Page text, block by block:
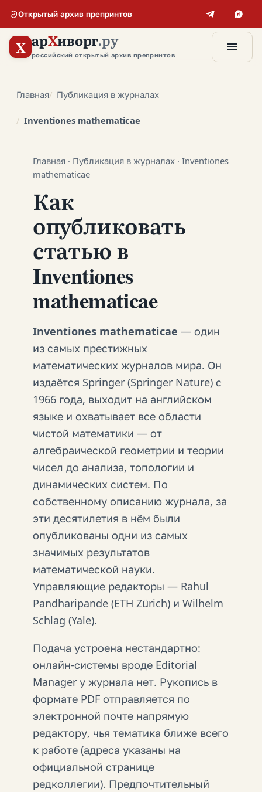
Открытый архив препринтов
X арХиворг.ру
российский открытый архив препринтов
Главная Публикация в журналах
Inventiones mathematicae
Главная · Публикация в журналах · Inventiones
mathematicae
Как
опубликовать
статью в
Inventiones
mathematicae
Inventiones mathematicae — один
из самых престижных
математических журналов мира. Он
издаётся Springer (Springer Nature) с
1966 года, выходит на английском
языке и охватывает все области
чистой математики — от
алгебраической геометрии и теории
чисел до анализа, топологии и
динамических систем. По
собственному описанию журнала, за
эти десятилетия в нём были
опубликованы одни из самых
значимых результатов
математической науки.
Управляющие редакторы — Rahul
Pandharipande (ETH Zürich) и Wilhelm
Schlag (Yale).
Подача устроена нестандартно:
онлайн-системы вроде Editorial
Manager у журнала нет. Рукопись в
формате PDF отправляется по
электронной почте напрямую
редактору, чья тематика ближе всего
к работе (адреса указаны на
официальной странице
редколлегии). Предпочтительный